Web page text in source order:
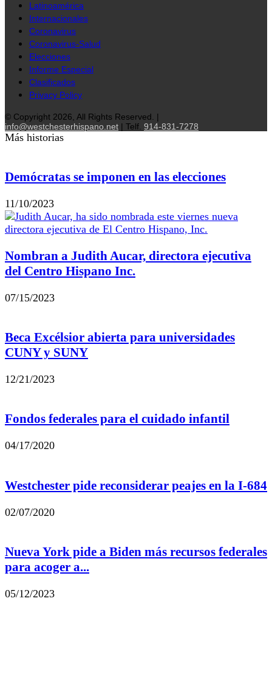
Latinoamérica
Internacionales
Coronavirus
Coronavirus-Salud
Elecciones
Informe Especial
Clasificados
Privacy Policy
© Copyright 2026, All Rights Reserved. |
info@westchesterhispano.net | Telf. 914-831-7278
Más historias
Demócratas se imponen en las elecciones
11/10/2023
Nombran a Judith Aucar, directora ejecutiva
del Centro Hispano Inc.
07/15/2023
Beca Excélsior abierta para universidades
CUNY y SUNY
12/21/2023
Fondos federales para el cuidado infantil
04/17/2020
Westchester pide reconsiderar peajes en la I-684
02/07/2020
Nueva York pide a Biden más recursos federales
para acoger a...
05/12/2023